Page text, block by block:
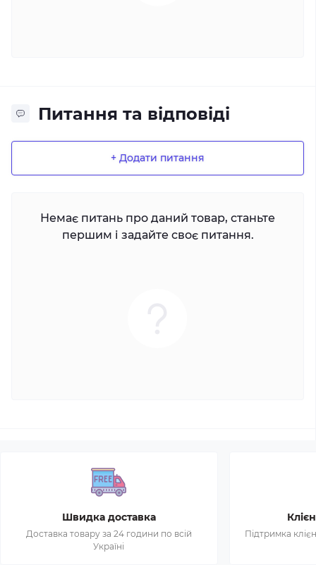
Питання та відповіді
+ Додати питання
Немає питань про даний товар, станьте
першим і задайте своє питання.
Швидка доставка
Доставка товару за 24 години по всій
Україні
Підтримка